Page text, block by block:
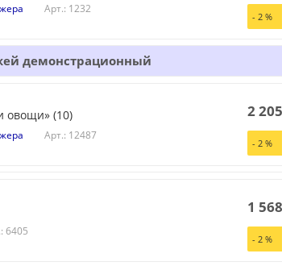
Арт.: 1232
- 2%
демонстрационный
овощи» (10)
Арт.: 12487
2
- 2%
6405
1
- 2%